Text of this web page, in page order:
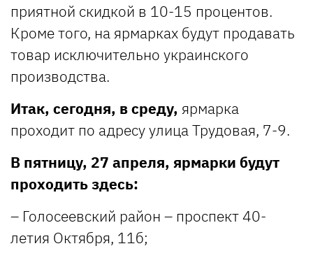
приятной скидкой в 10-15 процентов.
Кроме того, на ярмарках будут продавать
товар исключительно украинского
производства.
Итак, сегодня, в среду, ярмарка
проходит по адресу улица Трудовая, 7-9.
В пятницу, 27 апреля, ярмарки будут
проходить здесь:
– Голосеевский район – проспект 40-
летия Октября, 11б;